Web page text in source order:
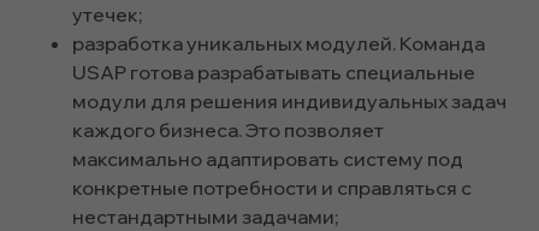
утечек;
разработка уникальных модулей. Команда
USAP готова разрабатывать специальные
модули для решения индивидуальных задач
каждого бизнеса. Это позволяет
максимально адаптировать систему под
конкретные потребности и справляться с
нестандартными задачами;